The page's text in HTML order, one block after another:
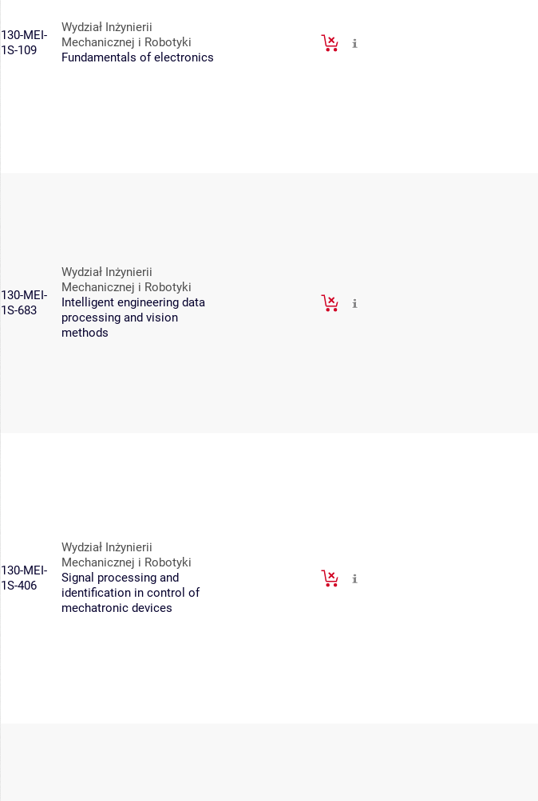
130-MEI-
1S-109
Wydział Inżynierii
Mechanicznej i Robotyki
Fundamentals of electronics
130-MEI-
1S-683
Wydział Inżynierii
Mechanicznej i Robotyki
Intelligent engineering data
processing and vision
methods
130-MEI-
1S-406
Wydział Inżynierii
Mechanicznej i Robotyki
Signal processing and
identification in control of
mechatronic devices